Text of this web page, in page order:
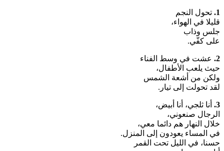
1. تحول النجم
قليلا في الهواء،
جلس وذاب
على كفّي.
2. عشت في وسط الفناء
حيث يلعب الأطفال،
ولكن من أشعة الشمس
لقد تحولت إلى تيار.
3.
أنا ثلجي، أنا أبيض،
الرجال صنعوني،
خلال النهار هم دائما معي،
في المساء يعودون إلى المنزل.
حسنا، في الليل تحت القمر